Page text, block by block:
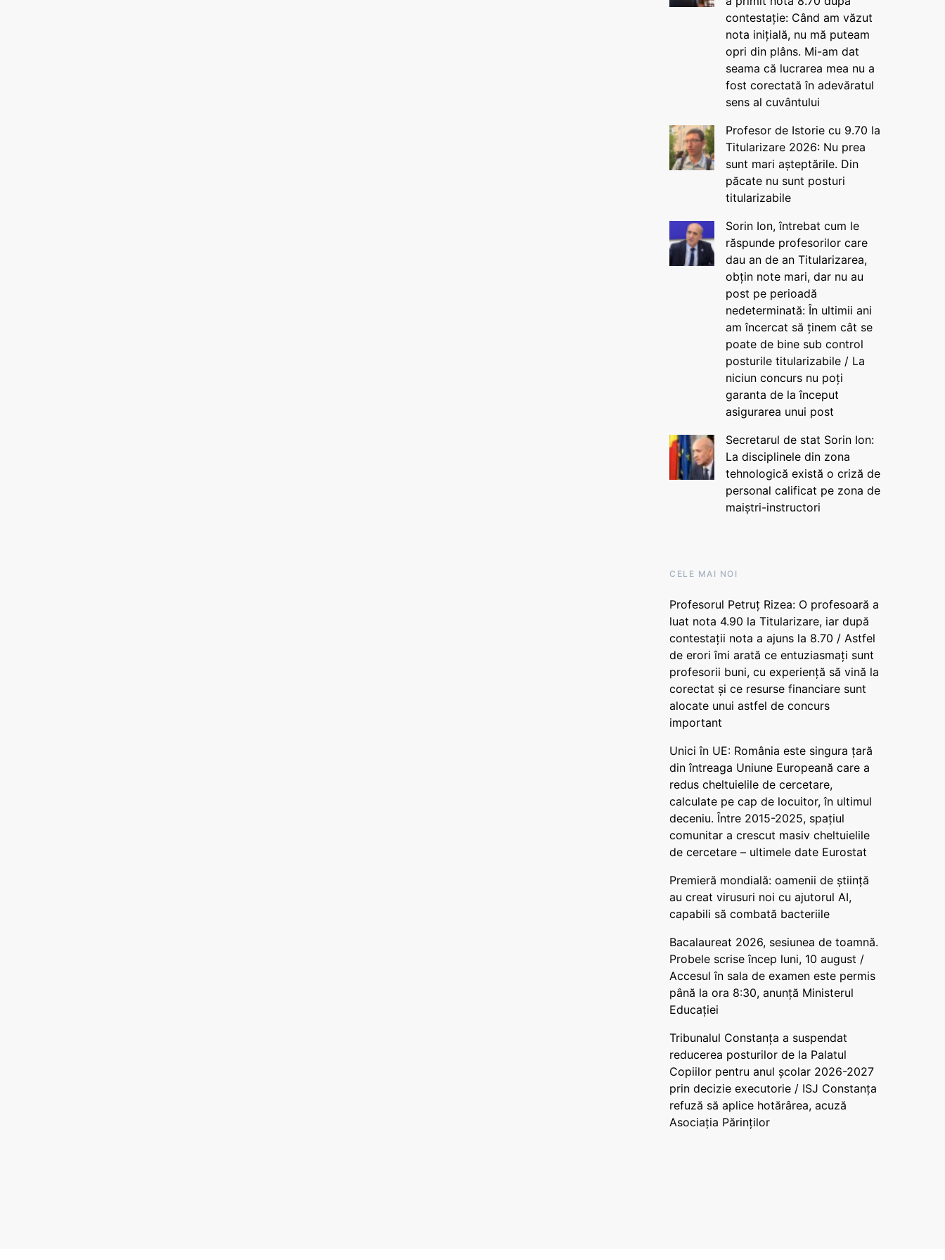
contestație: Când am văzut
nota inițială, nu mă puteam
opri din plâns. Mi-am dat
seama că lucrarea mea nu a
fost corectată în adevăratul
sens al cuvântului
Profesor de Istorie cu 9.70 la
Titularizare 2026: Nu prea
sunt mari așteptările. Din
păcate nu sunt posturi
titularizabile
Sorin Ion, întrebat cum le
răspunde profesorilor care
dau an de an Titularizarea,
obțin note mari, dar nu au
post pe perioadă
nedeterminată: În ultimii ani
am încercat să ținem cât se
poate de bine sub control
posturile titularizabile / La
niciun concurs nu poți
garanta de la început
asigurarea unui post
Secretarul de stat Sorin Ion:
La disciplinele din zona
tehnologică există o criză de
personal calificat pe zona de
maiștri-instructori
CELE MAI NOI
Profesorul Petruț Rizea: O profesoară a
luat nota 4.90 la Titularizare, iar după
contestații nota a ajuns la 8.70 / Astfel
de erori îmi arată ce entuziasmați sunt
profesorii buni, cu experiență să vină la
corectat și ce resurse financiare sunt
alocate unui astfel de concurs
important
Unici în UE: România este singura țară
din întreaga Uniune Europeană care a
redus cheltuielile de cercetare,
calculate pe cap de locuitor, în ultimul
deceniu. Între 2015-2025, spațiul
comunitar a crescut masiv cheltuielile
de cercetare – ultimele date Eurostat
Premieră mondială: oamenii de știință
au creat virusuri noi cu ajutorul AI,
capabili să combată bacteriile
Bacalaureat 2026, sesiunea de toamnă.
Probele scrise încep luni, 10 august /
Accesul în sala de examen este permis
până la ora 8:30, anunță Ministerul
Educației
Tribunalul Constanța a suspendat
reducerea posturilor de la Palatul
Copiilor pentru anul școlar 2026-2027
prin decizie executorie / ISJ Constanța
refuză să aplice hotărârea, acuză
Asociația Părinților